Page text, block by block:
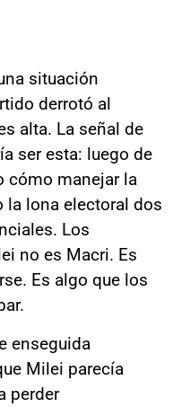
situación
derrotó al
alta. La señal de
ser esta: luego de
cómo manejar la
la lona electoral dos
Los
no es Macri. Es
Es algo que los
enseguida
Milei parecía
perder